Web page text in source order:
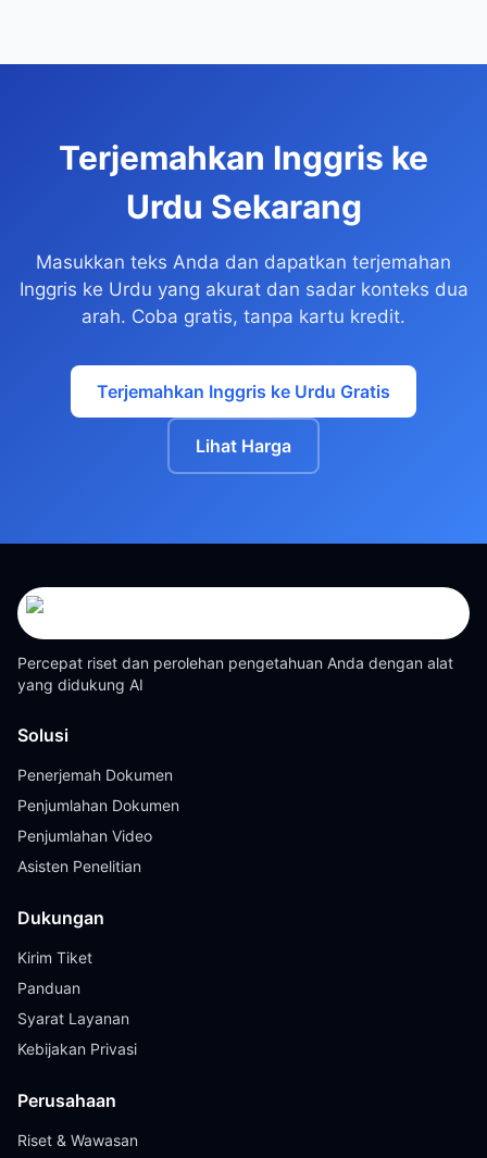
Terjemahkan Inggris ke
Urdu Sekarang
Masukkan teks Anda dan dapatkan terjemahan
Inggris ke Urdu yang akurat dan sadar konteks dua
arah. Coba gratis, tanpa kartu kredit.
Terjemahkan Inggris ke Urdu Gratis
Lihat Harga
Percepat riset dan perolehan pengetahuan Anda dengan alat
yang didukung AI
Solusi
Penerjemah Dokumen
Penjumlahan Dokumen
Penjumlahan Video
Asisten Penelitian
Dukungan
Kirim Tiket
Panduan
Syarat Layanan
Kebijakan Privasi
Perusahaan
Riset & Wawasan